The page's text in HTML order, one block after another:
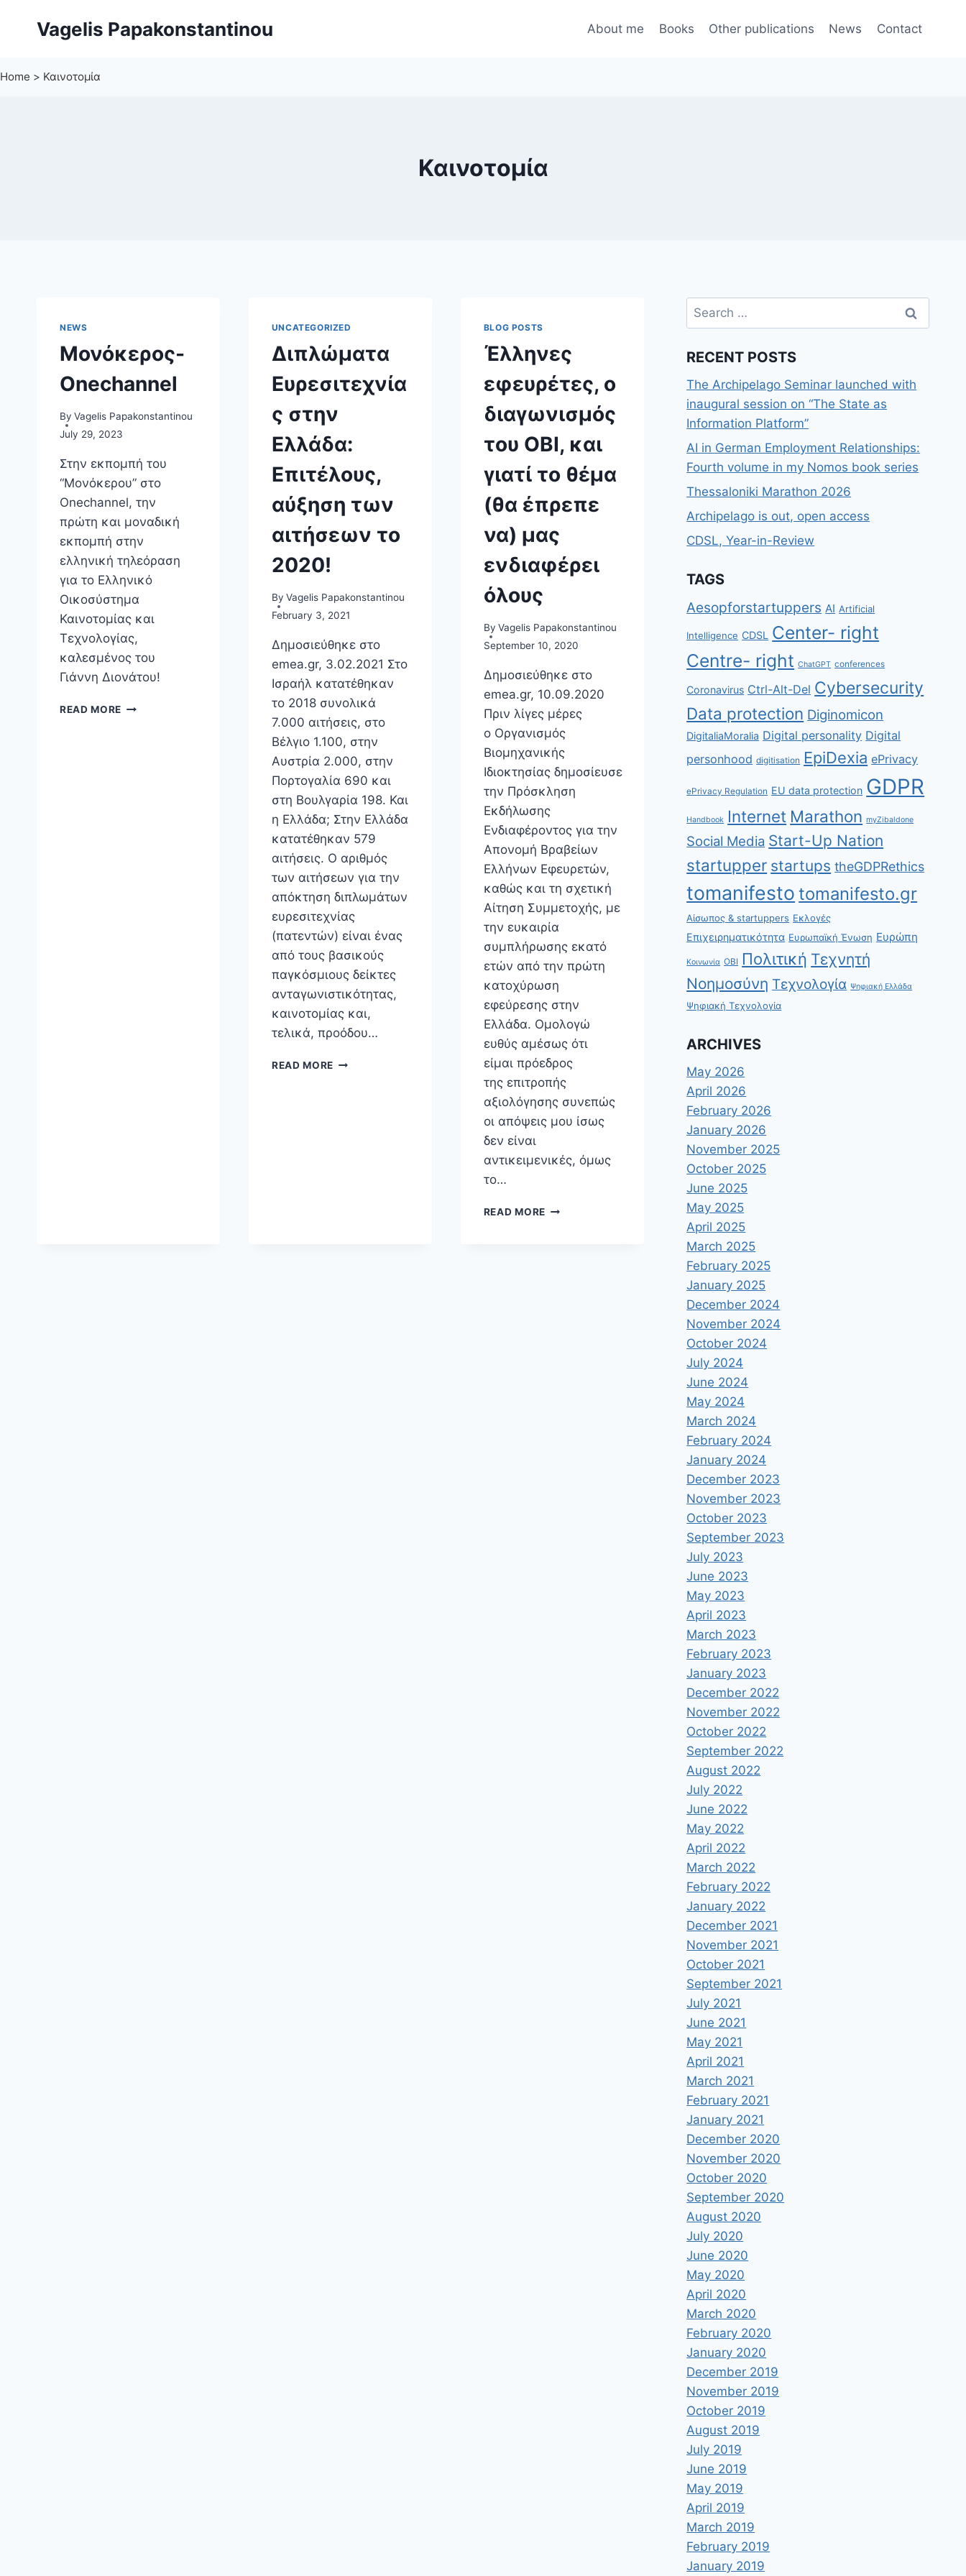
Vagelis Papakonstantinou About me Books Other publications News Contact
Home > Καινοτομία
Καινοτομία
NEWS
Μονόκερος-
Onechannel
By Vagelis Papakonstantinou
July 29, 2023
Στην εκπομπή του
“Μονόκερου” στο
Onechannel, την
πρώτη και μοναδική
εκπομπή στην
ελληνική τηλεόραση
για το Ελληνικό
Οικοσύστημα
Καινοτομίας και
Τεχνολογίας,
καλεσμένος του
Γιάννη Διονάτου!
READ MORE ΜΟΝΌΚΕΡΟΣ-
UNCATEGORIZED
Διπλώματα
Ευρεσιτεχνία
ς στην
Ελλάδα:
Επιτέλους,
αύξηση των
αιτήσεων το
2020!
By Vagelis Papakonstantinou
February 3, 2021
Δημοσιεύθηκε στο
emea.gr, 3.02.2021 Στο
Ισραήλ κατατέθηκαν
το 2018 συνολικά
7.000 αιτήσεις, στο
Βέλγιο 1.100, στην
Αυστρία 2.000, στην
Πορτογαλία 690 και
στη Βουλγαρία 198. Και
η Ελλάδα; Στην Ελλάδα
κατατέθηκαν 579
αιτήσεις. Ο αριθμός
των αιτήσεων για την
απόκτηση διπλωμάτων
ευρεσιτεχνίας
(πατεντών) είναι ένας
από τους βασικούς
παγκόσμιους δείκτες
ανταγωνιστικότητας,
καινοτομίας και,
τελικά, προόδου…
READ MORE ΔΙΠΛΏΜΑΤΑ
BLOG POSTS
Έλληνες
εφευρέτες, ο
διαγωνισμός
του ΟΒΙ, και
γιατί το θέμα
(θα έπρεπε
να) μας
ενδιαφέρει
όλους
By Vagelis Papakonstantinou
September 10, 2020
Δημοσιεύθηκε στο
emea.gr, 10.09.2020
Πριν λίγες μέρες
ο Οργανισμός
Βιομηχανικής
Ιδιοκτησίας δημοσίευσε
την Πρόσκληση
Εκδήλωσης
Ενδιαφέροντος για την
Απονομή Βραβείων
Ελλήνων Εφευρετών,
καθώς και τη σχετική
Αίτηση Συμμετοχής, με
την ευκαιρία
συμπλήρωσης εκατό
ετών από την πρώτη
κατοχύρωση
εφεύρεσης στην
Ελλάδα. Ομολογώ
ευθύς αμέσως ότι
είμαι πρόεδρος
της επιτροπής
αξιολόγησης συνεπώς
οι απόψεις μου ίσως
δεν είναι
αντικειμενικές, όμως
το…
READ MOREΈΛΛΗΝΕΣ
Search
for:
RECENT POSTS
The Archipelago Seminar launched with
inaugural session on “The State as
Information Platform”
AI in German Employment Relationships:
Fourth volume in my Nomos book series
Thessaloniki Marathon 2026
Archipelago is out, open access
CDSL, Year-in-Review
TAGS
Aesopforstartuppers AI Artificial
Intelligence CDSL
Center- right
Centre- right ChatGPT conferences
Coronavirus Ctrl-Alt-Del Cybersecurity
Data protection Diginomicon
DigitaliaMoralia Digital personality Digital
personhood digitisation EpiDexia ePrivacy
ePrivacy Regulation EU data protection GDPR
Handbook Internet Marathon myZibaldone
Social Media Start-Up Nation
startupper startups theGDPRethics
tomanifesto tomanifesto.gr
Αίσωπος & startuppers Εκλογές
Επιχειρηματικότητα Ευρωπαϊκή Ένωση Ευρώπη
Κοινωνία ΟΒΙ Πολιτική Τεχνητή
Νοημοσύνη Τεχνολογία Ψηφιακή Ελλάδα
Ψηφιακή Τεχνολογία
ARCHIVES
May 2026
April 2026
February 2026
January 2026
November 2025
October 2025
June 2025
May 2025
April 2025
March 2025
February 2025
January 2025
December 2024
November 2024
October 2024
July 2024
June 2024
May 2024
March 2024
February 2024
January 2024
December 2023
November 2023
October 2023
September 2023
July 2023
June 2023
May 2023
April 2023
March 2023
February 2023
January 2023
December 2022
November 2022
October 2022
September 2022
August 2022
July 2022
June 2022
May 2022
April 2022
March 2022
February 2022
January 2022
December 2021
November 2021
October 2021
September 2021
July 2021
June 2021
May 2021
April 2021
March 2021
February 2021
January 2021
December 2020
November 2020
October 2020
September 2020
August 2020
July 2020
June 2020
May 2020
April 2020
March 2020
February 2020
January 2020
December 2019
November 2019
October 2019
August 2019
July 2019
June 2019
May 2019
April 2019
March 2019
February 2019
January 2019